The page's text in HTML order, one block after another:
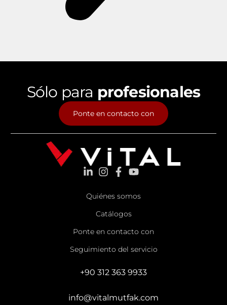
Sólo para profesionales
Ponte en contacto con
Quiénes somos
Catálogos
Ponte en contacto con
Seguimiento del servicio
+90 312 363 9933
info@vitalmutfak.com